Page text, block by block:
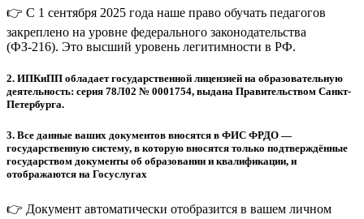
👉 С 1 сентября 2025 года наше право обучать педагогов
закреплено на уровне федерального законодательства
(ФЗ-216). Это высший уровень легитимности в РФ.
2. ИПКиПП обладает государственной лицензией на образовательную
деятельность: серия 78Л02 № 0001754, выдана Правительством Санкт-
Петербурга.
3. Все данные ваших документов вносятся в ФИС ФРДО —
государственную систему, в которую вносятся только подтверждённые
государством документы об образовании и квалификации, и
отображаются на Госуслугах
👉 Документ автоматически отобразится в вашем личном